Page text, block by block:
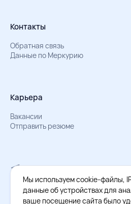
Контакты
Обратная связь
Данные по Меркурию
Карьера
Вакансии
Отправить резюме
Мы в Телеграм
Документы об обработке персональных
Охрана труда – результаты СОУТ
Мы используем cookie-файлы,
данные об устройствах для
ваше посещение сайта было